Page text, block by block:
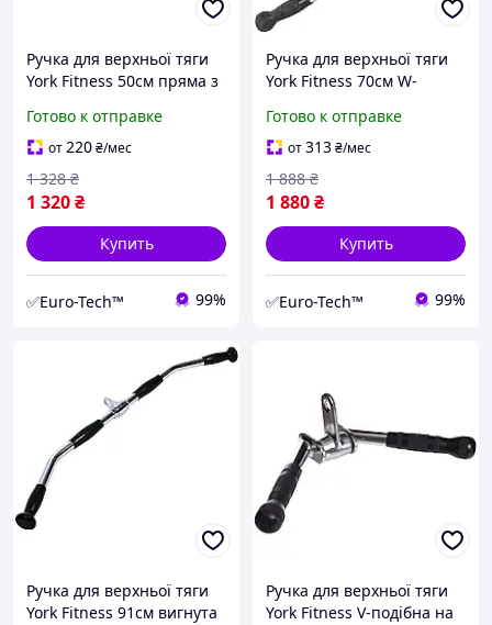
Ручка для верхньої тяги
York Fitness 50см пряма з
хром
Готово к отправке
от220₴/мес
1 320₴
1 328 ₴
Купить
✅Euro-Tech™ 99%
Ручка для верхньої тяги
York Fitness 70см W-
рукоятками, хром
Готово к отправке
от313₴/мес
1 880₴
1 888 ₴
Купить
✅Euro-Tech™ 99%
Ручка для верхньої тяги
York Fitness 91см вигнута
Ручка для верхньої тяги
York Fitness V-подібна на